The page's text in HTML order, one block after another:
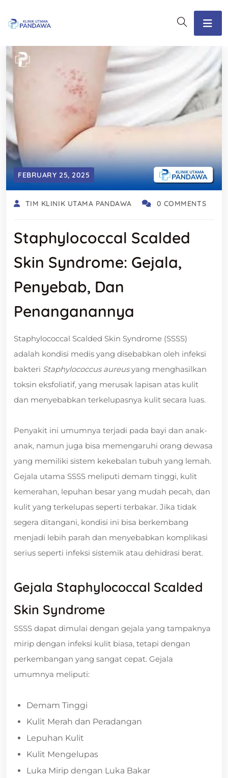
FEBRUARY 25, 2025
TIM KLINIK UTAMA PANDAWA 0 COMMENTS
Staphylococcal Scalded
Skin Syndrome: Gejala,
Penyebab, Dan
Penanganannya
Staphylococcal Scalded Skin Syndrome (SSSS)
adalah kondisi medis yang disebabkan oleh infeksi
bakteri Staphylococcus aureusyang menghasilkan
toksin eksfoliatif, yang merusak lapisan atas kulit
dan menyebabkan terkelupasnya kulit secara luas.
Penyakit ini umumnya terjadi pada bayi dan anak-
anak, namun juga bisa memengaruhi orang dewasa
yang memiliki sistem kekebalan tubuh yang lemah.
Gejala utama SSSS meliputi demam tinggi, kulit
kemerahan, lepuhan besar yang mudah pecah, dan
kulit yang terkelupas seperti terbakar. Jika tidak
segera ditangani, kondisi ini bisa berkembang
menjadi lebih parah dan menyebabkan komplikasi
serius seperti infeksi sistemik atau dehidrasi berat.
Gejala Staphylococcal Scalded
Skin Syndrome
SSSS dapat dimulai dengan gejala yang tampaknya
mirip dengan infeksi kulit biasa, tetapi dengan
perkembangan yang sangat cepat. Gejala
umumnya meliputi:
Demam Tinggi
Kulit Merah dan Peradangan
Lepuhan Kulit
Kulit Mengelupas
Luka Mirip dengan Luka Bakar